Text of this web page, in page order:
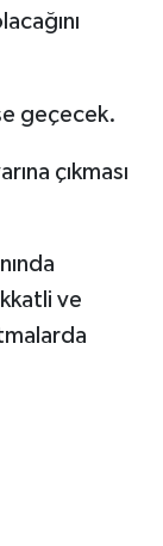
geçecek.
çıkması
ve